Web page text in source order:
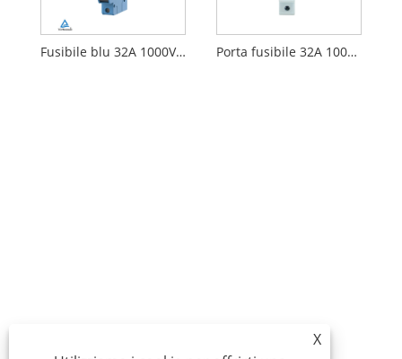
Fusibile blu 32A 1000V DC Porta fusibile 32A 1000V DC con luce indicatore
X